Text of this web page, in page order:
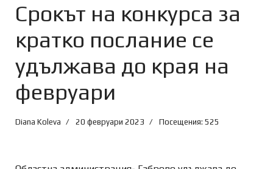
Срокът на конкурса за
кратко послание се
удължава до края на
февруари
Diana Koleva 20 февруари 2023 Посещения: 525